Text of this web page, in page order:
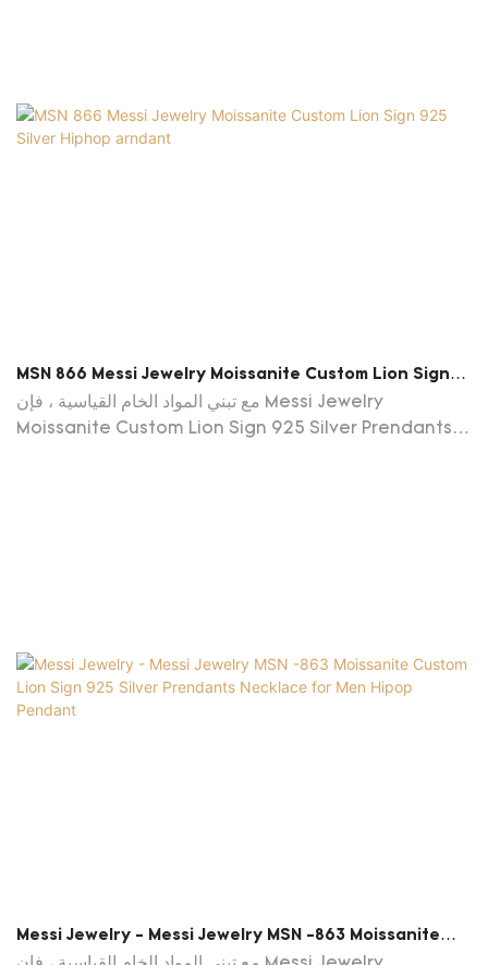
MSN 866 Messi Jewelry Moissanite Custom Lion Sign
925 Silver Hiphop Arndant
مع تبني المواد الخام القياسية ، فإن Messi Jewelry
Moissanite Custom Lion Sign 925 Silver Prendants
Messi Jewelry - Messi Jewelry MSN -863 Moissanite
Custom Lion Sign 925 Silver Prendants Necklace For